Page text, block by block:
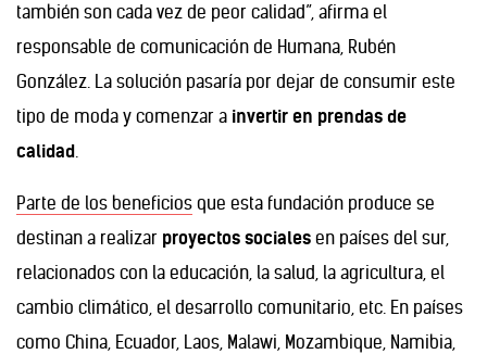
también son cada vez de peor calidad”, afirma el
responsable de comunicación de Humana, Rubén
González. La solución pasaría por dejar de consumir este
tipo de moda y comenzar a invertir en prendas de
calidad.
Parte de los beneficios que esta fundación produce se
destinan a realizar proyectos sociales en países del sur,
relacionados con la educación, la salud, la agricultura, el
cambio climático, el desarrollo comunitario, etc. En países
como China, Ecuador, Laos, Malawi, Mozambique, Namibia,